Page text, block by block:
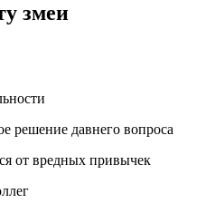
змеи
решение давнего вопроса
от вредных привычек